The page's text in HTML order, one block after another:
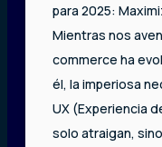
para 2025:
Mientras nos
commerce ha
él, la imperiosa
UX (Experiencia
solo atraigan,